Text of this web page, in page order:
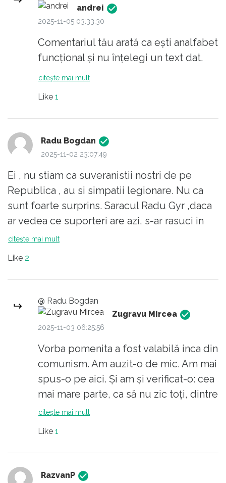
andrei
2025-11-05 03:33:30
Comentariul tău arată ca ești analfabet
funcțional și nu înțelegi un text dat.
citește mai mult
Like 1
Radu Bogdan
2025-11-02 23:07:49
Ei , nu stiam ca suveranistii nostri de pe
Republica , au si simpatii legionare. Nu ca
sunt foarte surprins. Saracul Radu Gyr ,daca
ar vedea ce suporteri are azi, s-ar rasuci in
groapa. A fost bagat la inchisoare aproape 17
capitalei pe odrasla unui ziarist comunist
absovent de Stefan Gheorghiu. Ca sa nu mai
zic ca odrasla insasi , plangea dupa Ion
Iliescu...
Adevarata vorba aia : "Camarade nu fi trist ,
garda merge inainte prin Partidul Comunist" .
citește mai mult
Like 2
@ Radu Bogdan
Zugravu Mircea
2025-11-03 06:25:56
Vorba pomenita a fost valabilă inca din
comunism. Am auzit-o de mic. Am mai
spus-o pe aici. Și am și verificat-o: cea
mai mare parte, ca să nu zic toți, dintre
deținuții politici, printre alții la ăștia
regimul. În mod surprinzător au fost
repusi în drepturi, li s-au recunoscut
citește mai mult
Like 1
RazvanP